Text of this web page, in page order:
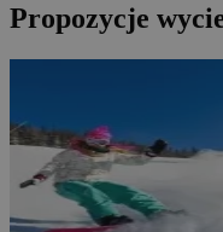
Propozycje